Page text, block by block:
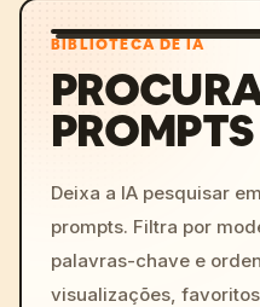
BIBLIOTECA DE IA
Deixa a IA pesquisar
prompts. Filtra por
palavras-chave e
visualizações,